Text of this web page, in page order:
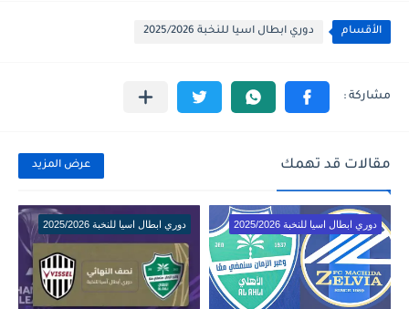
الأقسام دوري ابطال اسيا للنخبة 2025/2026
مقالات قد تهمك عرض المزيد
دوري ابطال اسيا للنخبة 2025/2026 دوري ابطال اسيا للنخبة 2025/2026